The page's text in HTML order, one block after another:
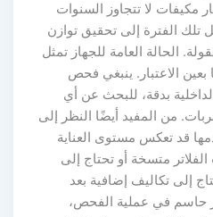
مكيفات لا تتجاوز السنوات
الفترة إلى تحقيق توازن
الحالة العامة للجهاز تمثل
الاعتبار. ينبغي فحص
بدقة، للبحث عن أي
من المفيد أيضًا النظر إلى
قد تعكس مستوى العناية
متسخة أو تحتاج إلى
إلى تكاليف إضافية بعد
حاسم في عملية الفحص،